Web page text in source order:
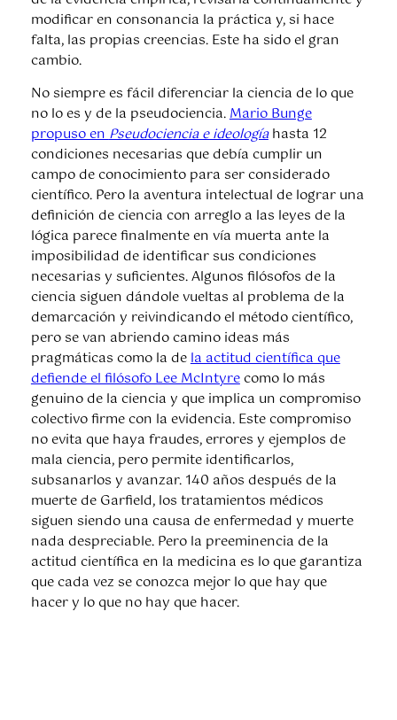
modificar en consonancia la práctica y, si hace
falta, las propias creencias. Este ha sido el gran
cambio.
No siempre es fácil diferenciar la ciencia de lo que
no lo es y de la pseudociencia.Mario Bunge
propuso enPseudociencia e ideologíahasta 12
condiciones necesarias que debía cumplir un
campo de conocimiento para ser considerado
científico. Pero la aventura intelectual de lograr una
definición de ciencia con arreglo a las leyes de la
lógica parece finalmente en vía muerta ante la
imposibilidad de identificar sus condiciones
necesarias y suficientes. Algunos filósofos de la
ciencia siguen dándole vueltas al problema de la
demarcación y reivindicando el método científico,
pero se van abriendo camino ideas más
pragmáticas como la dela actitud científica que
defiende el filósofo Lee McIntyrecomo lo más
genuino de la ciencia y que implica un compromiso
colectivo firme con la evidencia. Este compromiso
no evita que haya fraudes, errores y ejemplos de
mala ciencia, pero permite identificarlos,
subsanarlos y avanzar. 140 años después de la
muerte de Garfield, los tratamientos médicos
siguen siendo una causa de enfermedad y muerte
nada despreciable. Pero la preeminencia de la
actitud científica en la medicina es lo que garantiza
que cada vez se conozca mejor lo que hay que
hacer y lo que no hay que hacer.